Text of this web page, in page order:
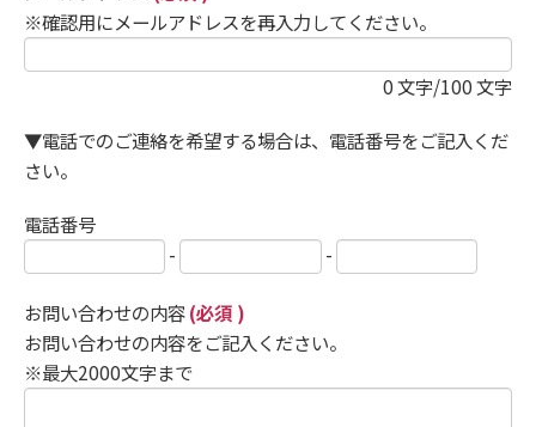
※確認用にメールアドレスを再入力してください。
0文字/100 文字
▼電話でのご連絡を希望する場合は、電話番号をご記入くだ
さい。
電話番号
-
-
お問い合わせの内容(必須 )
お問い合わせの内容をご記入ください。
※最大2000文字まで